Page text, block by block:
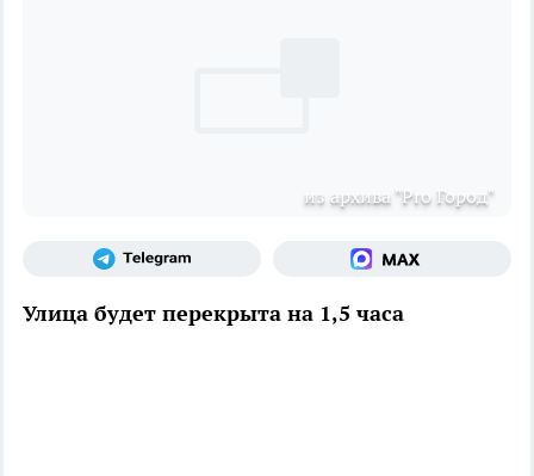
из архива "Pro Город"
Улица будет перекрыта на 1,5 часа